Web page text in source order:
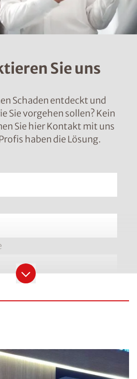
Sie uns
Schaden entdeckt und
Sie vorgehen sollen? Kein
Sie hier Kontakt mit uns
haben die Lösung.
Telefonnummer im Format